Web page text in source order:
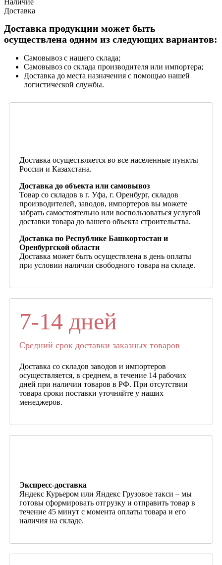
Наличие
Доставка
Доставка продукции может быть
осуществлена одним из следующих вариантов:
Самовывоз с нашего склада;
Самовывоз со склада производителя или импортера;
Доставка до места назначения с помощью нашей
логистической службы.
Доставка осуществляется во все населенные пункты
России и Казахстана.
Доставка до объекта или самовывоз
Товар со складов в г. Уфа, г. Оренбург, складов
производителей, заводов, импортеров вы можете
забрать самостоятельно или воспользоваться услугой
доставки товара до вашего объекта строительства.
Доставка по Республике Башкортостан и
Оренбургской области
Доставка может быть осуществлена в день оплаты
при условии наличии свободного товара на складе.
7-14 дней
Средний срок доставки заказных товаров
Доставка со складов заводов и импортеров
осуществляется, в среднем, в течение 14 рабочих
дней при наличии товаров в РФ. При отсутствии
товара сроки поставки уточняйте у наших
менеджеров.
Экспресс-доставка
Яндекс Курьером или Яндекс Грузовое такси – мы
готовы сформировать отгрузку и отправить товар в
течение 45 минут с момента оплаты товара и его
наличия на складе.